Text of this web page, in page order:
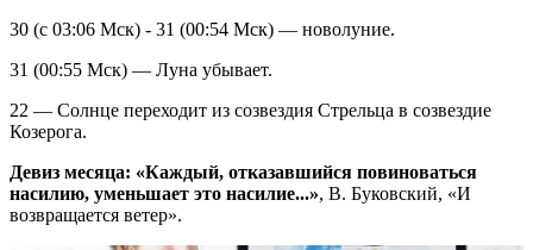
30 (с 03:06 Мск) - 31 (00:54 Мск) — новолуние.
31 (00:55 Мск) — Луна убывает.
22 — Солнце переходит из созвездия Стрельца в созвездие
Козерога.
Девиз месяца: «Каждый, отказавшийся повиноваться
насилию, уменьшает это насилие...», В. Буковский, «И
возвращается ветер».